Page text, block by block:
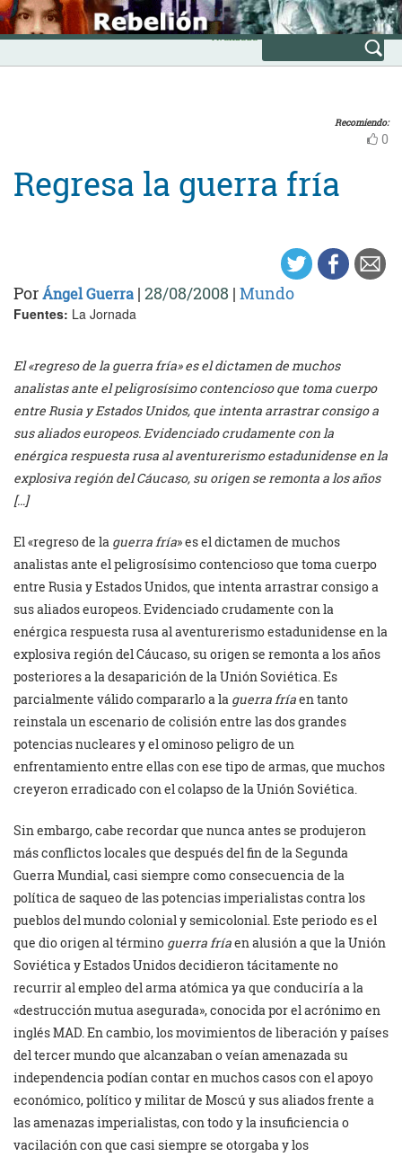
Skip
to
content
INICIO
Avanzada
Recomiendo:
0
Regresa la guerra fría
PorÁngel Guerra | 28/08/2008 | Mundo
Fuentes: La Jornada
El «regreso de la guerra fría» es el dictamen de muchos
analistas ante el peligrosísimo contencioso que toma cuerpo
entre Rusia y Estados Unidos, que intenta arrastrar consigo a
sus aliados europeos. Evidenciado crudamente con la
enérgica respuesta rusa al aventurerismo estadunidense en la
explosiva región del Cáucaso, su origen se remonta a los años
[…]
El «regreso de la guerra fría» es el dictamen de muchos
analistas ante el peligrosísimo contencioso que toma cuerpo
entre Rusia y Estados Unidos, que intenta arrastrar consigo a
sus aliados europeos. Evidenciado crudamente con la
enérgica respuesta rusa al aventurerismo estadunidense en la
explosiva región del Cáucaso, su origen se remonta a los años
posteriores a la desaparición de la Unión Soviética. Es
parcialmente válido compararlo a la guerra fríaen tanto
reinstala un escenario de colisión entre las dos grandes
potencias nucleares y el ominoso peligro de un
enfrentamiento entre ellas con ese tipo de armas, que muchos
creyeron erradicado con el colapso de la Unión Soviética.
Sin embargo, cabe recordar que nunca antes se produjeron
más conflictos locales que después del fin de la Segunda
Guerra Mundial, casi siempre como consecuencia de la
política de saqueo de las potencias imperialistas contra los
pueblos del mundo colonial y semicolonial. Este periodo es el
que dio origen al término guerra fríaen alusión a que la Unión
Soviética y Estados Unidos decidieron tácitamente no
recurrir al empleo del arma atómica ya que conduciría a la
«destrucción mutua asegurada», conocida por el acrónimo en
inglés MAD. En cambio, los movimientos de liberación y países
del tercer mundo que alcanzaban o veían amenazada su
independencia podían contar en muchos casos con el apoyo
económico, político y militar de Moscú y sus aliados frente a
las amenazas imperialistas, con todo y la insuficiencia o
vacilación con que casi siempre se otorgaba y los